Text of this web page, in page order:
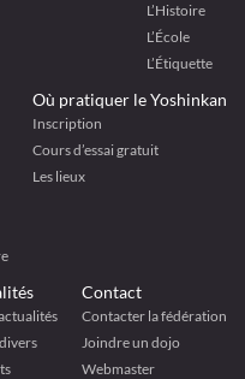
L’Histoire
L’École
L’Étiquette
Où pratiquer le Yoshinkan
Inscription
Cours d’essai gratuit
Les lieux
Contact
Contacter la fédération
Joindre un dojo
Webmaster